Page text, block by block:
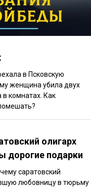
в Псковскую
женщина убила двух
в комнатах. Как
олигарх
дорогие подарки
саратовский
любовницу в тюрьму